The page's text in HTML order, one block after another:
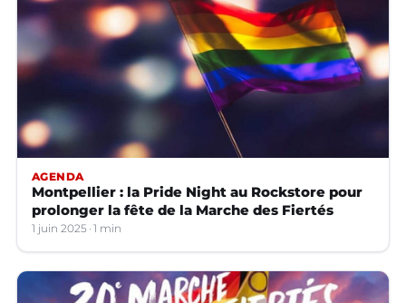
AGENDA
Montpellier : la Pride Night au Rockstore pour
prolonger la fête de la Marche des Fiertés
1 juin 2025 1 min